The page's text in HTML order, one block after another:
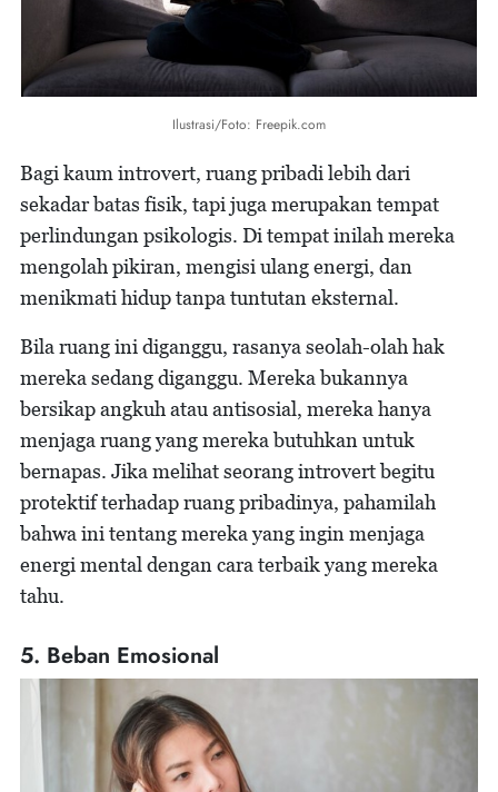
Ilustrasi/Foto: Freepik.com
Bagi kaum introvert, ruang pribadi lebih dari
sekadar batas fisik, tapi juga merupakan tempat
perlindungan psikologis. Di tempat inilah mereka
mengolah pikiran, mengisi ulang energi, dan
menikmati hidup tanpa tuntutan eksternal.
Bila ruang ini diganggu, rasanya seolah-olah hak
mereka sedang diganggu. Mereka bukannya
bersikap angkuh atau antisosial, mereka hanya
menjaga ruang yang mereka butuhkan untuk
bernapas. Jika melihat seorang introvert begitu
protektif terhadap ruang pribadinya, pahamilah
bahwa ini tentang mereka yang ingin menjaga
energi mental dengan cara terbaik yang mereka
tahu.
5. Beban Emosional